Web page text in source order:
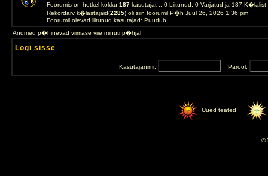
Foorumis on hetkel kokku 187 kasutajat :: 0 Liitunud, 0 Varjatud ja 187
Rekordarv k�lastajaid(2285) oli siin foorumil P�h Juul 26, 2026 1:36 pm
Foorumil olevad liitunud kasutajad: Puudub
Andmed p�hinevad viimase viie minuti p�hjal
Logi sisse
Kasutajanimi: Parool:
Uued teated
©